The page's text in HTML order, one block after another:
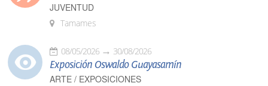
JUVENTUD
Tamames
08/05/2026 30/08/2026
Exposición Oswaldo Guayasamín
ARTE / EXPOSICIONES